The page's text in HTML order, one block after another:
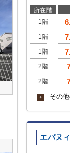
所在階
1階
1階
1階
2階
2階
+ その
エパヌ